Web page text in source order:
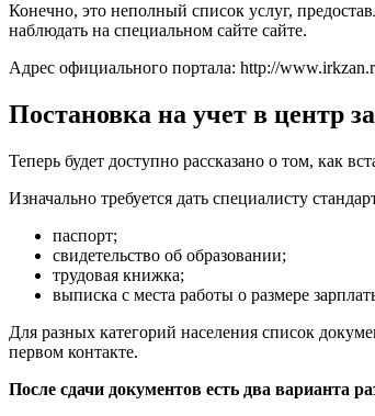
Конечно, это неполный список услуг,
наблюдать на специальном сайте сайте.
Адрес официального портала: http://
Постановка на учет в центр
Теперь будет доступно рассказано о том, как
Изначально требуется дать специалисту
паспорт;
свидетельство об образовании;
трудовая книжка;
выписка с места работы о размере
Для разных категорий населения список
первом контакте.
После сдачи документов есть два варианта